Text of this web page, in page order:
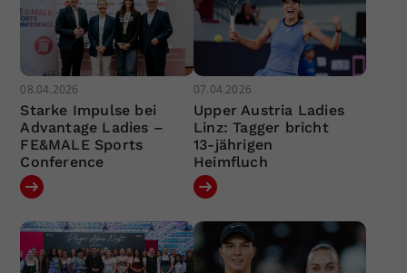
08.04.2026
Starke Impulse bei
Advantage Ladies –
FE&MALE Sports
Conference
07.04.2026
Upper Austria Ladies
Linz: Tagger bricht
13-jährigen
Heimfluch